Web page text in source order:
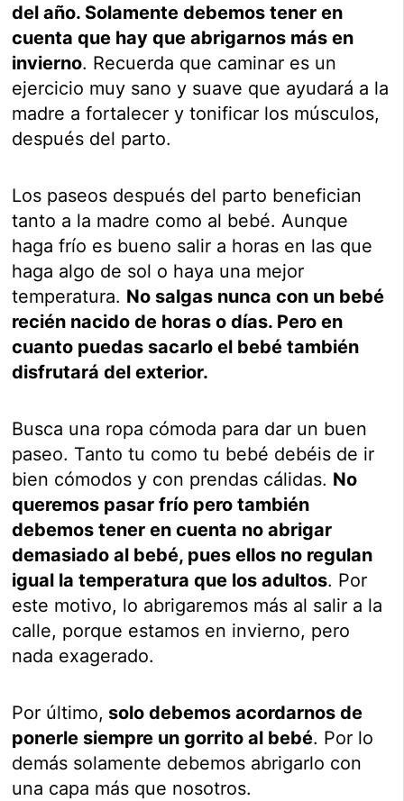
del año. Solamente debemos tener en
cuenta que hay que abrigarnos más en
invierno. Recuerda que caminar es un
ejercicio muy sano y suave que ayudará a la
madre a fortalecer y tonificar los músculos,
después del parto.
Los paseos después del parto benefician
tanto a la madre como al bebé. Aunque
haga frío es bueno salir a horas en las que
haga algo de sol o haya una mejor
temperatura. No salgas nunca con un bebé
recién nacido de horas o días. Pero en
cuanto puedas sacarlo el bebé también
disfrutará del exterior.
Busca una ropa cómoda para dar un buen
paseo. Tanto tu como tu bebé debéis de ir
bien cómodos y con prendas cálidas. No
queremos pasar frío pero también
debemos tener en cuenta no abrigar
demasiado al bebé, pues ellos no regulan
igual la temperatura que los adultos. Por
este motivo, lo abrigaremos más al salir a la
calle, porque estamos en invierno, pero
nada exagerado.
Por último, solo debemos acordarnos de
ponerle siempre un gorrito al bebé. Por lo
demás solamente debemos abrigarlo con
una capa más que nosotros.